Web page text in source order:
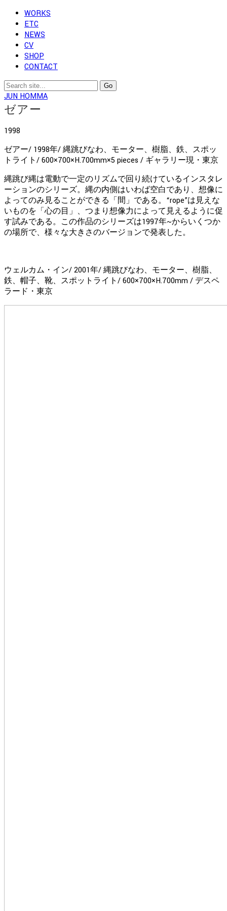
WORKS
ETC
NEWS
CV
SHOP
CONTACT
JUN HOMMA
ゼアー
1998
ゼアー/ 1998年/ 縄跳びなわ、モーター、樹脂、鉄、スポッ
トライト/ 600×700×H.700mm×5 pieces / ギャラリー現・東京
縄跳び縄は電動で一定のリズムで回り続けているインスタレ
ーションのシリーズ。縄の内側はいわば空白であり、想像に
よってのみ見ることができる「間」である。“rope”は見えな
いものを「心の目」、つまり想像力によって見えるように促
す試みである。この作品のシリーズは1997年~からいくつか
の場所で、様々な大きさのバージョンで発表した。
ウェルカム・イン/ 2001年/ 縄跳びなわ、モーター、樹脂、
鉄、帽子、靴、スポットライト/ 600×700×H.700mm / デスペ
ラード・東京